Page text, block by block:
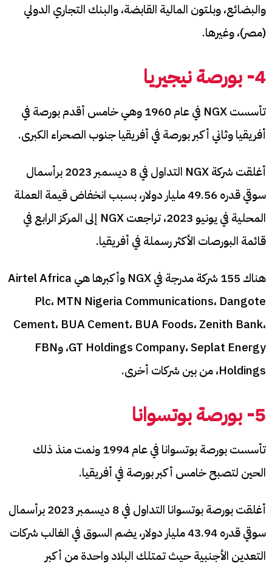
والبضائع، وبلتون المالية القابضة، والبنك التجاري الدولي
(مصر)، وغيرها.
4- بورصة نيجيريا
تأسست NGX في عام 1960 وهي خامس أقدم بورصة في
أفريقيا وثاني أكبر بورصة في أفريقيا جنوب الصحراء الكبرى.
أغلقت شركة NGX التداول في 8 ديسمبر 2023 برأسمال
سوقي قدره 49.56 مليار دولار، بسبب انخفاض قيمة العملة
المحلية في يونيو 2023، تراجعت NGX إلى المركز الرابع في
قائمة البورصات الأكثر رسملة في أفريقيا.
هناك 155 شركة مدرجة في NGX وأكبرها هي Airtel Africa
Plc، MTN Nigeria Communications، Dangote
Cement، BUA Cement، BUA Foods، Zenith Bank،
GT Holdings Company، Seplat Energy، وFBN
Holdings، من بين شركات أخرى.
5- بورصة بوتسوانا
تأسست بورصة بوتسوانا في عام 1994 ونمت منذ ذلك
الحين لتصبح خامس أكبر بورصة في أفريقيا.
أغلقت بورصة بوتسوانا التداول في 8 ديسمبر 2023 برأسمال
سوقي قدره 43.94 مليار دولار، يضم السوق في الغالب شركات
التعدين الأجنبية حيث تمتلك البلاد واحدة من أكبر